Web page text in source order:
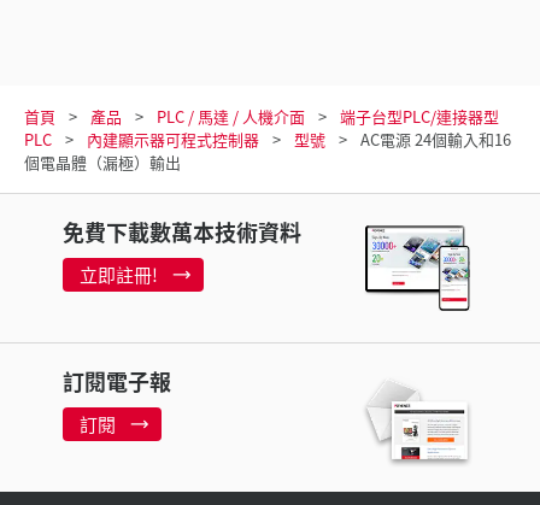
首頁 產品 PLC / 馬達 / 人機介面
端子台型PLC/連接器型
PLC
內建顯示器可程式控制器 型號
AC電源 24個輸入和16
個電晶體（漏極）輸出
免費下載數萬本技術資料
立即註冊!
訂閱電子報
訂閱